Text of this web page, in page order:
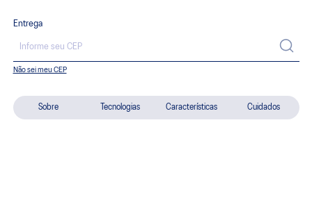
Sobre Tecnologias Características Cuidados
Entrega
Não sei meu CEP